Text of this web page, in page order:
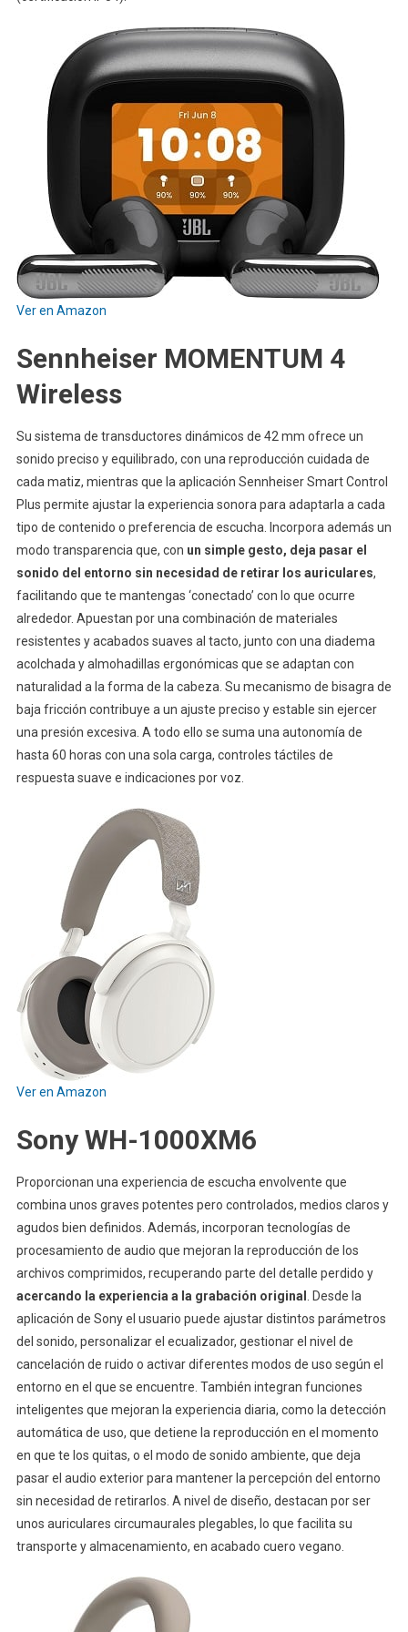
Ver en Amazon
Sennheiser MOMENTUM 4
Wireless
Su sistema de transductores dinámicos de 42 mm ofrece un
sonido preciso y equilibrado, con una reproducción cuidada de
cada matiz, mientras que la aplicación Sennheiser Smart Control
Plus permite ajustar la experiencia sonora para adaptarla a cada
tipo de contenido o preferencia de escucha. Incorpora además un
modo transparencia que, con un simple gesto, deja pasar el
sonido del entorno sin necesidad de retirar los auriculares,
facilitando que te mantengas ‘conectado’ con lo que ocurre
alrededor. Apuestan por una combinación de materiales
resistentes y acabados suaves al tacto, junto con una diadema
acolchada y almohadillas ergonómicas que se adaptan con
naturalidad a la forma de la cabeza. Su mecanismo de bisagra de
baja fricción contribuye a un ajuste preciso y estable sin ejercer
una presión excesiva. A todo ello se suma una autonomía de
hasta 60 horas con una sola carga, controles táctiles de
respuesta suave e indicaciones por voz.
Ver en Amazon
Sony WH-1000XM6
Proporcionan una experiencia de escucha envolvente que
combina unos graves potentes pero controlados, medios claros y
agudos bien definidos. Además, incorporan tecnologías de
procesamiento de audio que mejoran la reproducción de los
archivos comprimidos, recuperando parte del detalle perdido y
acercando la experiencia a la grabación original . Desde la
aplicación de Sony el usuario puede ajustar distintos parámetros
del sonido, personalizar el ecualizador, gestionar el nivel de
cancelación de ruido o activar diferentes modos de uso según el
entorno en el que se encuentre. También integran funciones
inteligentes que mejoran la experiencia diaria, como la detección
automática de uso, que detiene la reproducción en el momento
en que te los quitas, o el modo de sonido ambiente, que deja
pasar el audio exterior para mantener la percepción del entorno
sin necesidad de retirarlos. A nivel de diseño, destacan por ser
unos auriculares circumaurales plegables, lo que facilita su
transporte y almacenamiento, en acabado cuero vegano.